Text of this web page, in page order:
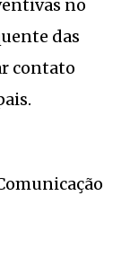
no
das
contato